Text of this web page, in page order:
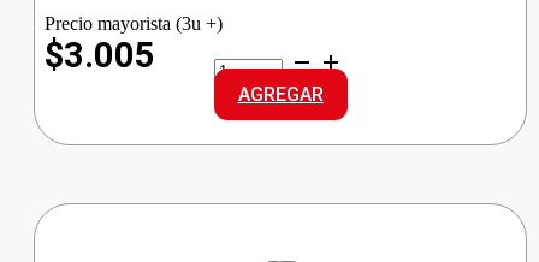
Precio mayorista (3u +)
$3.005
BOLS
GINEBRA
cantidad
AGREGAR